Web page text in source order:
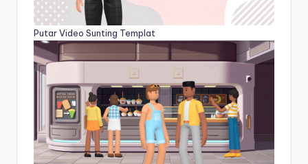
Putar Video Sunting Templat